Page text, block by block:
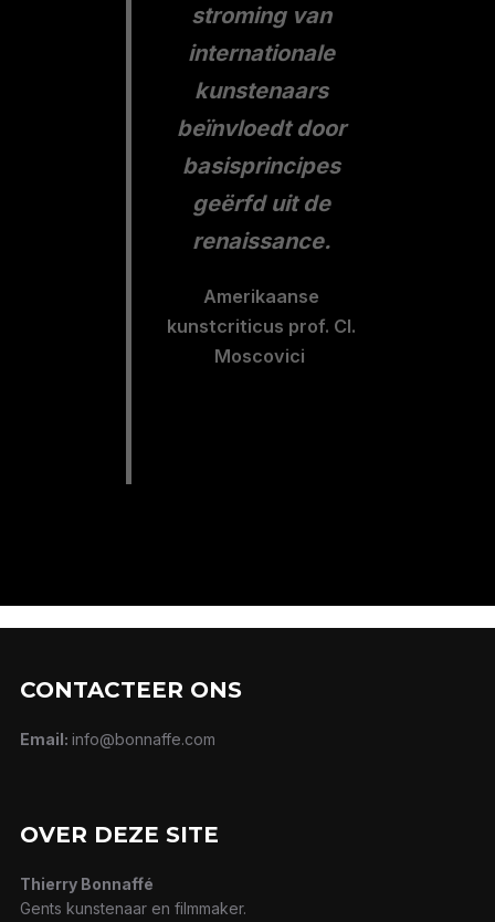
stroming van
internationale
kunstenaars
beïnvloedt door
basisprincipes
geërfd uit de
renaissance.
Amerikaanse
kunstcriticus prof. Cl.
Moscovici
CONTACTEER ONS
Email: info@bonnaffe.com
OVER DEZE SITE
Thierry Bonnaffé
Gents kunstenaar en filmmaker.